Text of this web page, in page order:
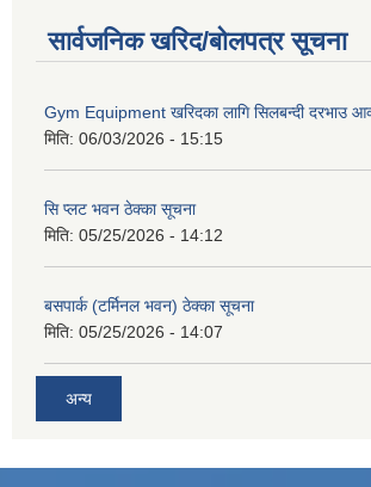
सार्वजनिक खरिद/बोलपत्र सूचना
Gym Equipment खरिदका लागि सिलबन्दी दरभाउ
मिति: 06/03/2026 - 15:15
सि प्लट भवन ठेक्का सूचना
मिति: 05/25/2026 - 14:12
बसपार्क (टर्मिनल भवन) ठेक्का सूचना
मिति: 05/25/2026 - 14:07
अन्य